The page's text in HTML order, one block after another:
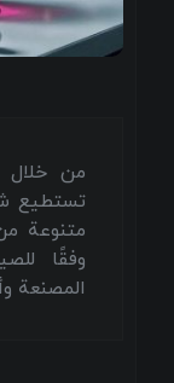
من خلال
تستطيع
متنوعة
وفقًا
المصنعة